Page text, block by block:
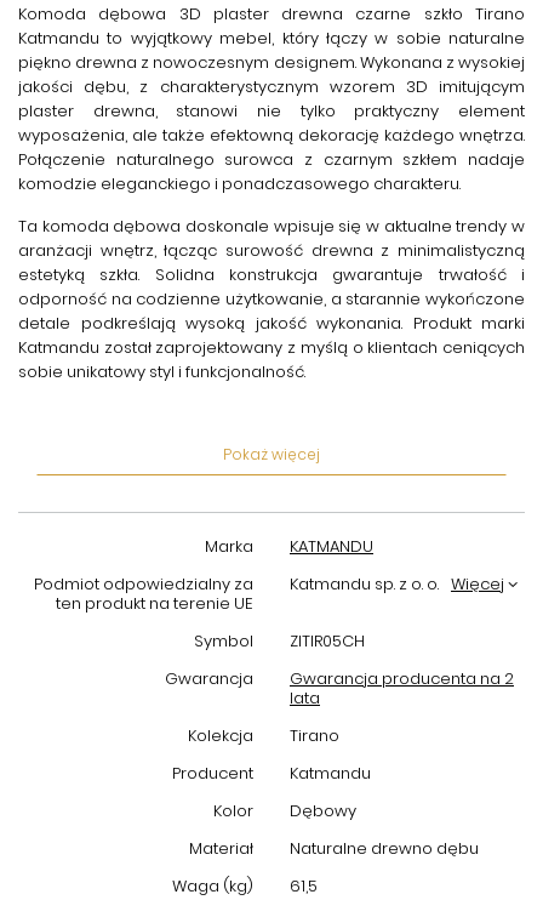
Komoda dębowa 3D plaster drewna czarne szkło Tirano
Katmandu to wyjątkowy mebel, który łączy w sobie naturalne
piękno drewna z nowoczesnym designem. Wykonana z wysokiej
jakości dębu, z charakterystycznym wzorem 3D imitującym
plaster drewna, stanowi nie tylko praktyczny element
wyposażenia, ale także efektowną dekorację każdego wnętrza.
Połączenie naturalnego surowca z czarnym szkłem nadaje
komodzie eleganckiego i ponadczasowego charakteru.
Ta komoda dębowa doskonale wpisuje się w aktualne trendy w
aranżacji wnętrz, łącząc surowość drewna z minimalistyczną
estetyką szkła. Solidna konstrukcja gwarantuje trwałość i
odporność na codzienne użytkowanie, a starannie wykończone
detale podkreślają wysoką jakość wykonania. Produkt marki
Katmandu został zaprojektowany z myślą o klientach ceniących
sobie unikatowy styl i funkcjonalność.
przedmiotów – od dokumentów po tekstylia czy akcesoria
możesz stworzyć elegancki kontrast, który nada pomieszczeniu
salonie, jak i w sypialni czy przedpokoju.
Wybierając tękomodę dębową z czarnym szkłem
odpornością na uszkodzenia mechaniczne oraz łatwością w
utrzymaniu czystości. To doskonały wybór dla osób, które szukają
trwałych i estetycznych rozwiązań do swojego domu.
komoda dębowa 3D plaster drewna czarne
szkło Tirano Katmandu to idealne połączenie naturalnych
Twojego wnętrza uczucie ciepła i elegancji. Wysoka jakość
wykonania, funkcjonalność oraz oryginalny wygląd sprawiają, że
ten mebel spełni oczekiwania nawet najbardziej
wymagających użytkowników.
Pokaż więcej
Marka
KATMANDU
Podmiot odpowiedzialny za
ten produkt na terenie UE
Katmandu sp. z o. o. Więcej
Symbol
ZITIR05CH
Gwarancja
Gwarancja producenta na 2
lata
Kolekcja
Tirano
Producent
Katmandu
Kolor
Dębowy
Materiał
Naturalne drewno dębu
Waga (kg)
61,5